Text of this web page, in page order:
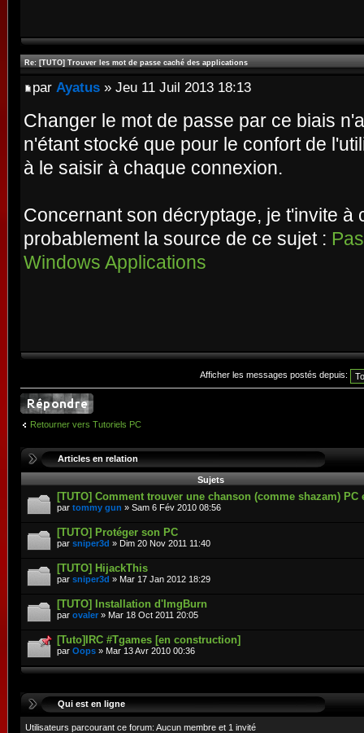
Re: [TUTO] Trouver les mot de passe caché des applications
par Ayatus » Jeu 11 Juil 2013 18:13
Changer le mot de passe par ce biais
n'étant stocké que pour le confort de
à le saisir à chaque connexion.
Concernant son décryptage, je t'invite à
probablement la source de ce sujet :
Windows Applications
Afficher les messages postés depuis:
Retourner vers Tutoriels PC
Articles en relation
Sujets
[TUTO] Comment trouver une chanson (comme shazam) PC
par tommy gun » Sam 6 Fév 2010 08:56
[TUTO] Protéger son PC
par sniper3d » Dim 20 Nov 2011 11:40
[TUTO] HijackThis
par sniper3d » Mar 17 Jan 2012 18:29
[TUTO] Installation d'ImgBurn
par ovaler » Mar 18 Oct 2011 20:05
[Tuto]IRC #Tgames [en construction]
par Oops » Mar 13 Avr 2010 00:36
Qui est en ligne
Utilisateurs parcourant ce forum: Aucun membre et 1 invité